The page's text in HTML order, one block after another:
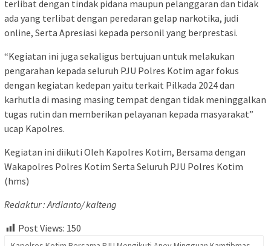
terlibat dengan tindak pidana maupun pelanggaran dan tidak
ada yang terlibat dengan peredaran gelap narkotika, judi
online, Serta Apresiasi kepada personil yang berprestasi.
“Kegiatan ini juga sekaligus bertujuan untuk melakukan
pengarahan kepada seluruh PJU Polres Kotim agar fokus
dengan kegiatan kedepan yaitu terkait Pilkada 2024 dan
karhutla di masing masing tempat dengan tidak meninggalkan
tugas rutin dan memberikan pelayanan kepada masyarakat”
ucap Kapolres.
Kegiatan ini diikuti Oleh Kapolres Kotim, Bersama dengan
Wakapolres Polres Kotim Serta Seluruh PJU Polres Kotim
(hms)
Redaktur : Ardianto/ kalteng
Post Views: 150